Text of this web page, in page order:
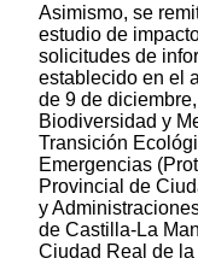
Asimismo, se
estudio de
solicitudes de
establecido en el
de 9 de
Biodiversidad y
Transición
Emergencias
Provincial de
y
de Castilla-La
Ciudad Real de